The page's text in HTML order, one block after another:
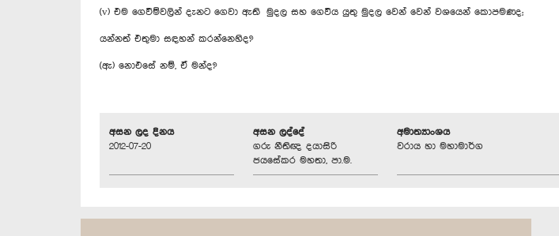
(v) එම ගෙවීම්වලින් දැනට ගෙවා ඇති මුදල සහ ගෙවිය යුතු මුදල වෙන් වෙන් වශයෙන් කොපමණද;
යන්නත් එතුමා සඳහන් කරන්නෙහිද?
(ඇ) නොඑසේ නම්, ඒ මන්ද?
අසන ලද දිනය
2012-07-20
අසන ලද්දේ
ගරු නීතිඥ දයාසිරි
ජයසේකර මහතා, පා.ම.
අමාත්‍යාංශය
වරාය හා මහාමාර්ග